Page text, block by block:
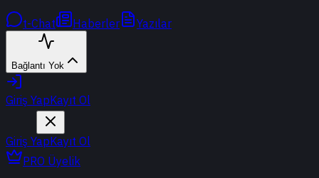
t-Chat Haberler Yazılar
Bağlantı Yok
Giriş YapKayıt Ol
Giriş YapKayıt Ol
PRO Üyelik